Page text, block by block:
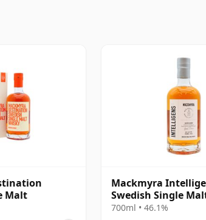
Malt
Mackmyra
Swedish Single
700ml • 46.1%